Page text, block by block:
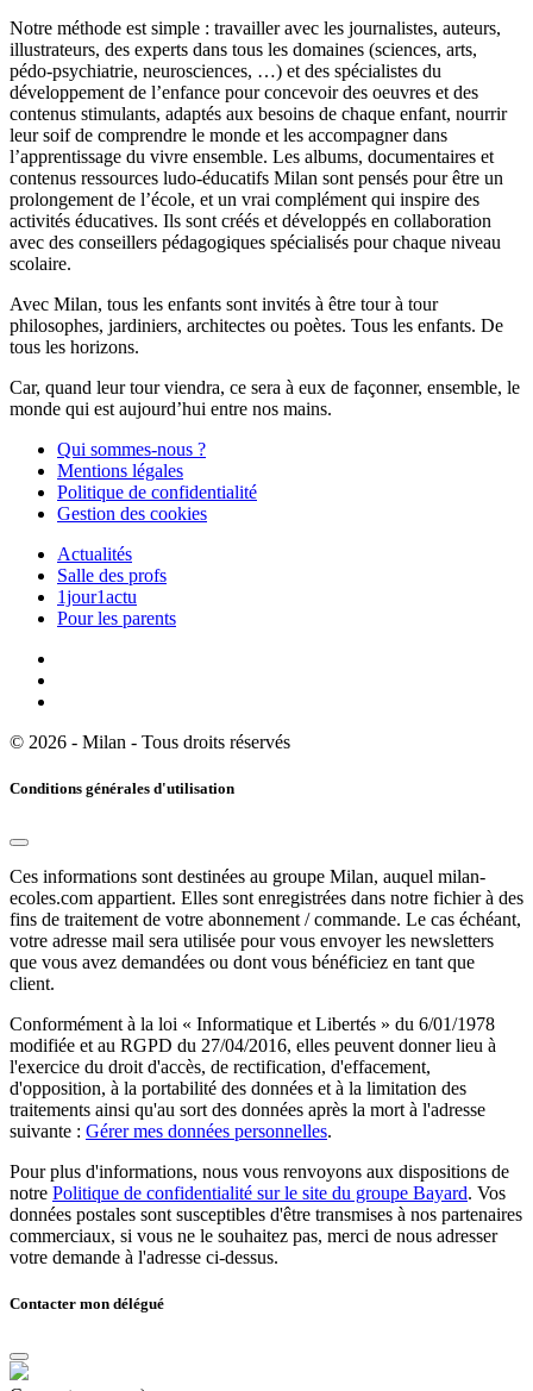
Notre méthode est simple : travailler avec les journalistes, auteurs,
illustrateurs, des experts dans tous les domaines (sciences, arts,
pédo-psychiatrie, neurosciences, …) et des spécialistes du
développement de l’enfance pour concevoir des oeuvres et des
contenus stimulants, adaptés aux besoins de chaque enfant, nourrir
leur soif de comprendre le monde et les accompagner dans
l’apprentissage du vivre ensemble. Les albums, documentaires et
contenus ressources ludo-éducatifs Milan sont pensés pour être un
prolongement de l’école, et un vrai complément qui inspire des
activités éducatives. Ils sont créés et développés en collaboration
avec des conseillers pédagogiques spécialisés pour chaque niveau
scolaire.
Avec Milan, tous les enfants sont invités à être tour à tour
philosophes, jardiniers, architectes ou poètes. Tous les enfants. De
tous les horizons.
Car, quand leur tour viendra, ce sera à eux de façonner, ensemble, le
monde qui est aujourd’hui entre nos mains.
Qui sommes-nous ?
Mentions légales
Politique de confidentialité
Gestion des cookies
Actualités
Salle des profs
1jour1actu
Pour les parents
© 2026 - Milan - Tous droits réservés
Conditions générales d'utilisation
Ces informations sont destinées au groupe Milan, auquel milan-
ecoles.com appartient. Elles sont enregistrées dans notre fichier à des
fins de traitement de votre abonnement / commande. Le cas échéant,
votre adresse mail sera utilisée pour vous envoyer les newsletters
que vous avez demandées ou dont vous bénéficiez en tant que
client.
Conformément à la loi « Informatique et Libertés » du 6/01/1978
modifiée et au RGPD du 27/04/2016, elles peuvent donner lieu à
l'exercice du droit d'accès, de rectification, d'effacement,
d'opposition, à la portabilité des données et à la limitation des
traitements ainsi qu'au sort des données après la mort à l'adresse
suivante : Gérer mes données personnelles.
Pour plus d'informations, nous vous renvoyons aux dispositions de
notre Politique de confidentialité sur le site du groupe Bayard. Vos
données postales sont susceptibles d'être transmises à nos partenaires
commerciaux, si vous ne le souhaitez pas, merci de nous adresser
votre demande à l'adresse ci-dessus.
Contacter mon délégué